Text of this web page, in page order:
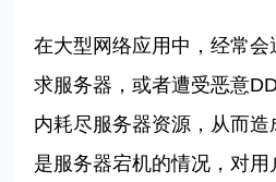
在大型网络应用中，经常
求服务器，或者遭受恶意
内耗尽服务器资源，从而
是服务器宕机的情况，对用